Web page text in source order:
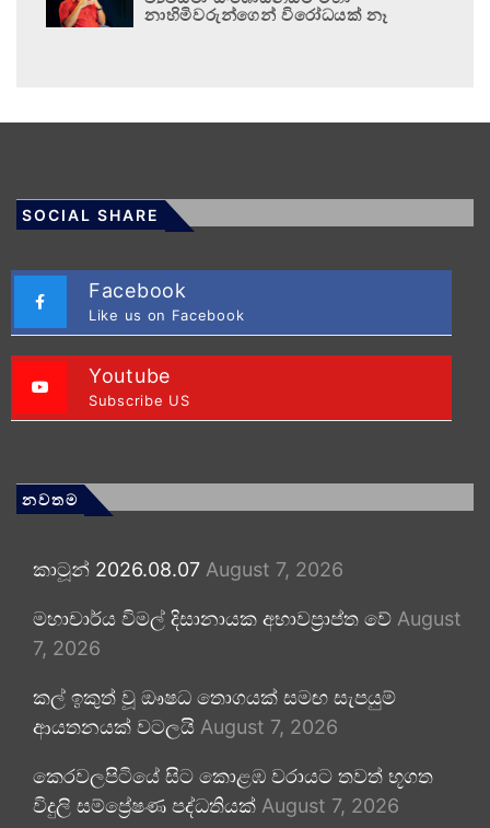
නාහිමිවරුන්ගෙන් විරෝධයක් නෑ
SOCIAL SHARE
Facebook
Like us on Facebook
Youtube
Subscribe US
නවතම
කාටූන් 2026.08.07 August 7, 2026
මහාචාර්ය විමල් දිසානායක අභාවප්‍රාප්ත වේ August
7, 2026
කල් ඉකුත් වූ ඖෂධ තොගයක් සමඟ සැපයුම්
ආයතනයක් වටලයි August 7, 2026
කෙරවලපිටියේ සිට කොළඹ වරායට තවත් භූගත
විදුලි සම්ප්‍රේෂණ පද්ධතියක් August 7, 2026